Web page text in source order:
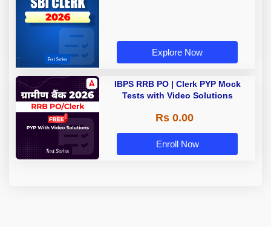
Explore Now
IBPS RRB PO | Clerk PYP Mock
Tests with Video Solutions
Rs 0.00
Enroll Now